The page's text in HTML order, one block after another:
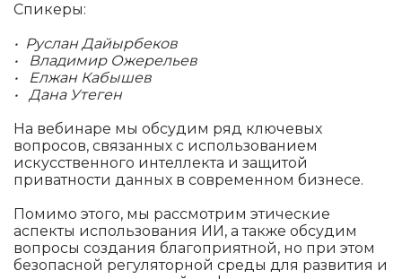
Спикеры:
• Руслан Дайырбеков
•
Владимир Ожерельев
•
Елжан Кабышев
•
Дана Утеген
На вебинаре мы обсудим ряд ключевых
вопросов, связанных с использованием
искусственного интеллекта и защитой
приватности данных в современном бизнесе.
Помимо этого, мы рассмотрим этические
аспекты использования ИИ, а также обсудим
вопросы создания благоприятной, но при этом
безопасной регуляторной среды для развития и